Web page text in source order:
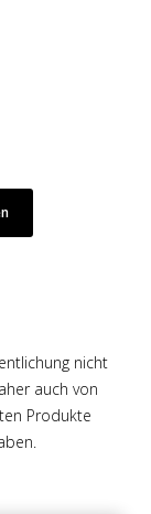
nicht
auch von
Produkte